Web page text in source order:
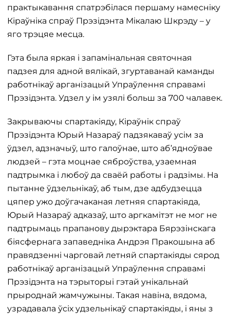
практыкавання спатрэбілася першаму намесніку
Кіраўніка спраў Прэзідэнта Мікалаю Шкрэду – у
яго трэцяе месца.
Гэта была яркая і запамінальная святочная
падзея для адной вялікай, згуртаванай каманды
работнікаў арганізацый Упраўлення справамі
Прэзідэнта. Удзел у ім узялі больш за 700 чалавек.
Закрываючы спартакіяду, Кіраўнік спраў
Прэзідэнта Юрый Назараў падзякаваў усім за
ўдзел, адзначыў, што галоўнае, што аб’ядноўвае
людзей – гэта моцнае сяброўства, узаемная
падтрымка і любоў да сваёй работы і радзімы. На
пытанне ўдзельнікаў, аб тым, дзе адбудзецца
цяпер ужо доўгачаканая летняя спартакіяда,
Юрый Назараў адказаў, што аргкамітэт не мог не
падтрымаць прапанову дырэктара Бярэзінскага
біясфернага запаведніка Андрэя Пракошына аб
правядзенні чарговай летняй спартакіяды сярод
работнікаў арганізацый Упраўлення справамі
Прэзідэнта на тэрыторыі гэтай унікальнай
прыроднай жамчужыны. Такая навіна, вядома,
узрадавала ўсіх удзельнікаў спартакіяды, і яны з